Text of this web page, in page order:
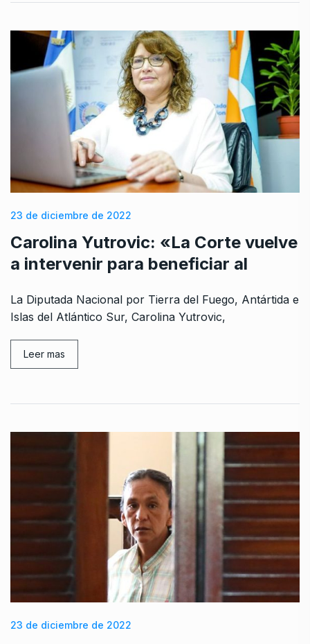
23 de diciembre de 2022
Carolina Yutrovic: «La Corte vuelve
a intervenir para beneficiar al
La Diputada Nacional por Tierra del Fuego, Antártida e
Islas del Atlántico Sur, Carolina Yutrovic,
Leer mas
23 de diciembre de 2022